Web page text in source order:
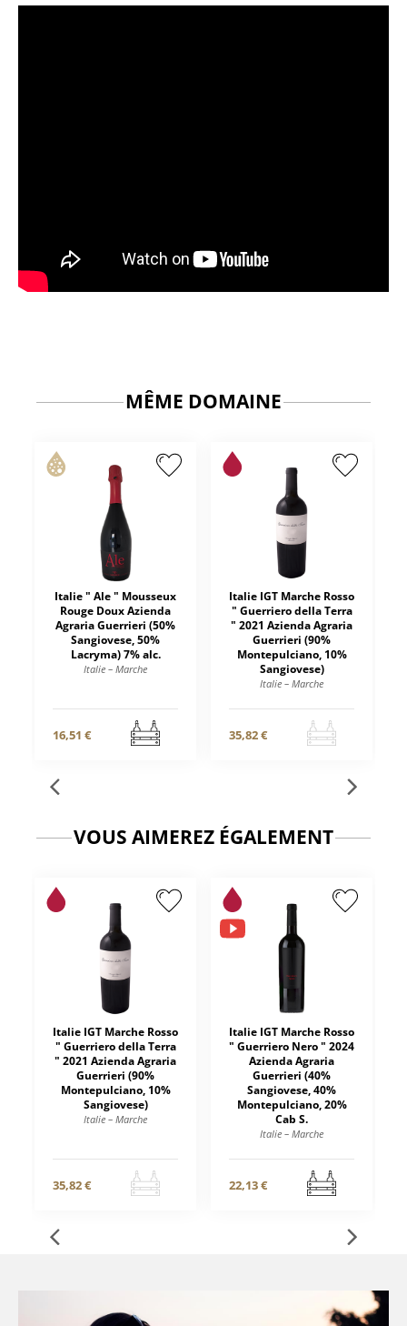
MÊME DOMAINE
Italie " Ale " Mousseux
Rouge Doux Azienda
Agraria Guerrieri (50%
Sangiovese, 50%
Lacryma) 7% alc.
Italie – Marche
16,51 €
Italie IGT Marche Rosso
" Guerriero della Terra
" 2021 Azienda Agraria
Guerrieri (90%
Montepulciano, 10%
Sangiovese)
Italie – Marche
35,82 €
VOUS AIMEREZ ÉGALEMENT
Italie IGT Marche Rosso
" Guerriero della Terra
" 2021 Azienda Agraria
Guerrieri (90%
Montepulciano, 10%
Sangiovese)
Italie – Marche
35,82 €
Italie IGT Marche Rosso
" Guerriero Nero " 2024
Azienda Agraria
Guerrieri (40%
Sangiovese, 40%
Montepulciano, 20%
Cab S.
Italie – Marche
22,13 €